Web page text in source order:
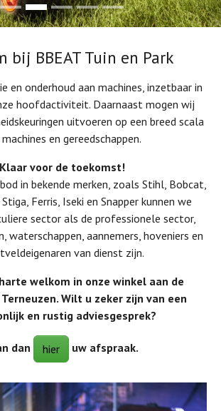
bij BBEAT Tuin en Park
en onderhoud aan machines, inzetbaar in
hoofdactiviteit. Daarnaast mogen wij
uitvoeren op een breed scala
en gereedschappen.
Klaar voor de toekomst!
in bekende merken, zoals Stihl, Bobcat,
Ferris, Iseki en Snapper kunnen we
sector als de professionele sector,
waterschappen, aannemers, hoveniers en
van dienst zijn.
welkom in onze winkel aan de
Wilt u zeker zijn van een
en rustig adviesgesprek?
dan hier uw afspraak.